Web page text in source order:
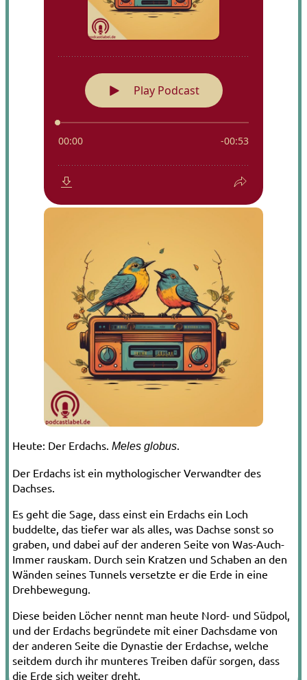
Heute: Der Erdachs. Meles globus
Der Erdachs ist ein mythologischer Verwandter des
Dachses.
Es geht die Sage, dass einst ein Erdachs ein Loch
buddelte, das tiefer war als alles, was Dachse sonst so
graben, und dabei auf der anderen Seite von Was-Auch-
Immer rauskam. Durch sein Kratzen und Schaben an den
Wänden seines Tunnels versetzte er die Erde in eine
Drehbewegung.
Diese beiden Löcher nennt man heute Nord- und Südpol,
und der Erdachs begründete mit einer Dachsdame von
der anderen Seite die Dynastie der Erdachse, welche
seitdem durch ihr munteres Treiben dafür sorgen, dass
die Erde sich weiter dreht.